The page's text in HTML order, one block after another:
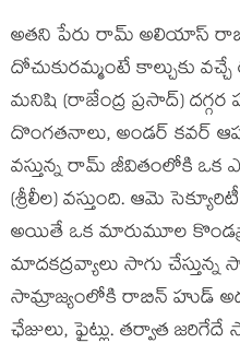
అతని పేరు రామ్ అలియాస్
దోచుకురమ్మంటే కాల్చుకు
మనిషి (రాజేంద్ర ప్రసాద్) దగ్గర
దొంగతనాలు, అండర్ కవర్
వస్తున్న రామ్ జీవితంలోకి
(శ్రీలీల) వస్తుంది. ఆమె
అయితే ఒక మారుమూల
మాదకద్రవ్యాలు సాగు
సామ్రాజ్యంలోకి రాబిన్ హుడ్
ఛేజులు, ఫైట్లు. తర్వాత జరిగేదే